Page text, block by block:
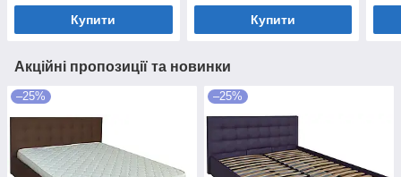
Купити Купити
Акційні пропозиції та новинки
–25% –25%